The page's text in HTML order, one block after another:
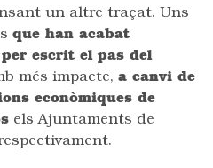
un altre traçat. Uns
que han acabat
escrit el pas del
més impacte, a canvi de
econòmiques de
els Ajuntaments de